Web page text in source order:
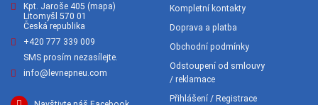
Kpt. Jaroše 405 (mapa)
Litomyšl 570 01
Česká republika
+420 777 339 009
SMS prosím nezasílejte.
info@levnepneu.com
Kompletní kontakty
Doprava a platba
Obchodní podmínky
Odstoupení od smlouvy
/ reklamace
Přihlášení / Registrace